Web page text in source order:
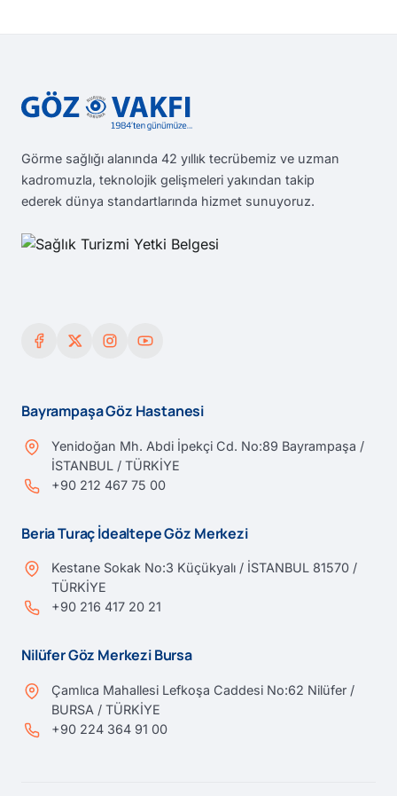
Görme sağlığı alanında 42 yıllık tecrübemiz ve uzman
kadromuzla, teknolojik gelişmeleri yakından takip
ederek dünya standartlarında hizmet sunuyoruz.
Bayrampaşa Göz Hastanesi
Yenidoğan Mh. Abdi İpekçi Cd. No:89 Bayrampaşa /
İSTANBUL / TÜRKİYE
+90 212 467 75 00
Beria Turaç İdealtepe Göz Merkezi
Kestane Sokak No:3 Küçükyalı / İSTANBUL 81570 /
TÜRKİYE
+90 216 417 20 21
Nilüfer Göz Merkezi Bursa
Çamlıca Mahallesi Lefkoşa Caddesi No:62 Nilüfer /
BURSA / TÜRKİYE
+90 224 364 91 00